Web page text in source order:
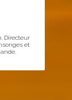
Directeur
et